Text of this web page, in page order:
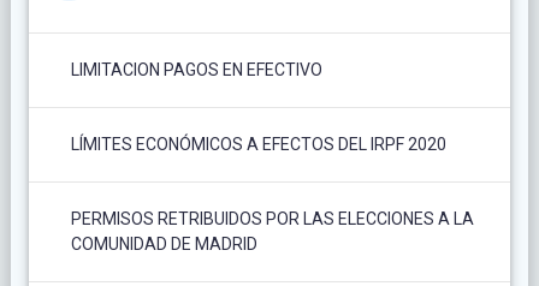
LIMITACION PAGOS EN EFECTIVO
LÍMITES ECONÓMICOS A EFECTOS DEL IRPF 2020
PERMISOS RETRIBUIDOS POR LAS ELECCIONES A LA
COMUNIDAD DE MADRID